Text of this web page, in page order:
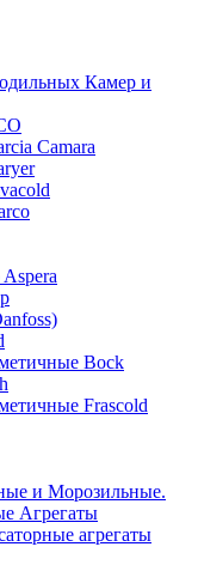
Камер и
Camara
Bock
Frascold
и Морозильные.
Агрегаты
агрегаты